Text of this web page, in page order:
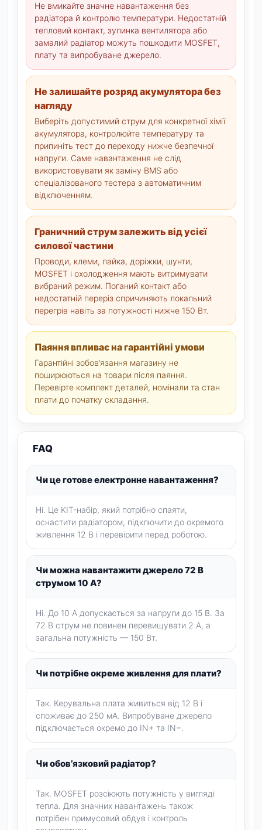
Не вмикайте значне навантаження без
радіатора й контролю температури. Недостатній
тепловий контакт, зупинка вентилятора або
замалий радіатор можуть пошкодити MOSFET,
плату та випробуване джерело.
Не залишайте розряд акумулятора без
нагляду
Виберіть допустимий струм для конкретної хімії
акумулятора, контролюйте температуру та
припиніть тест до переходу нижче безпечної
напруги. Саме навантаження не слід
використовувати як заміну BMS або
спеціалізованого тестера з автоматичним
відключенням.
Граничний струм залежить від усієї
силової частини
Проводи, клеми, пайка, доріжки, шунти,
MOSFET і охолодження мають витримувати
вибраний режим. Поганий контакт або
недостатній переріз спричиняють локальний
перегрів навіть за потужності нижче 150 Вт.
Паяння впливає на гарантійні умови
Гарантійні зобов’язання магазину не
поширюються на товари після паяння.
Перевірте комплект деталей, номінали та стан
плати до початку складання.
FAQ
Чи це готове електронне навантаження?
Ні. Це KIT-набір, який потрібно спаяти,
оснастити радіатором, підключити до окремого
живлення 12 В і перевірити перед роботою.
Чи можна навантажити джерело 72 В
струмом 10 А?
Ні. До 10 А допускається за напруги до 15 В. За
72 В струм не повинен перевищувати 2 А, а
загальна потужність — 150 Вт.
Чи потрібне окреме живлення для плати?
Так. Керувальна плата живиться від 12 В і
споживає до 250 мА. Випробуване джерело
підключається окремо до IN+ та IN−.
Чи обов’язковий радіатор?
Так. MOSFET розсіюють потужність у вигляді
тепла. Для значних навантажень також
потрібен примусовий обдув і контроль